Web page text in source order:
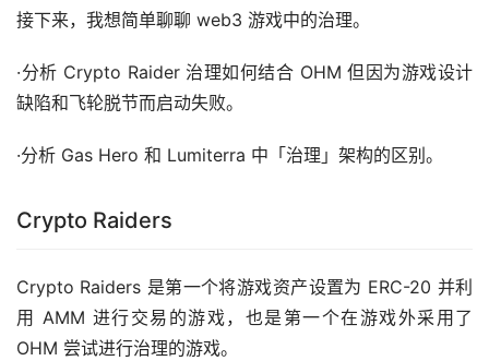
接下来，我想简单聊聊 web3 游戏中的治理。
·分析 Crypto Raider 治理如何结合 OHM 但因为游戏设计
缺陷和飞轮脱节而启动失败。
·分析 Gas Hero 和 Lumiterra 中「治理」架构的区别。
Crypto Raiders
Crypto Raiders 是第一个将游戏资产设置为 ERC-20 并利
用 AMM 进行交易的游戏，也是第一个在游戏外采用了
OHM 尝试进行治理的游戏。